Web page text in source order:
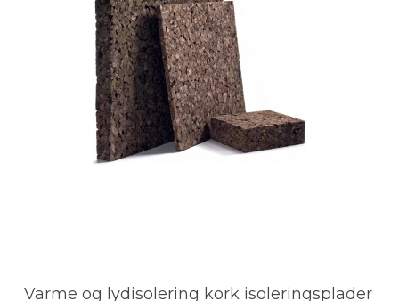
Varme og lydisolering kork isoleringsplader